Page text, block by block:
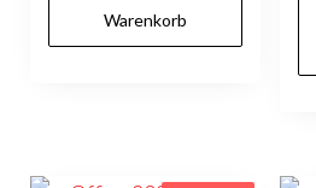
Warenkorb